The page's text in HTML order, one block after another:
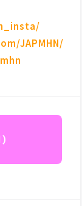
JAPMHN/